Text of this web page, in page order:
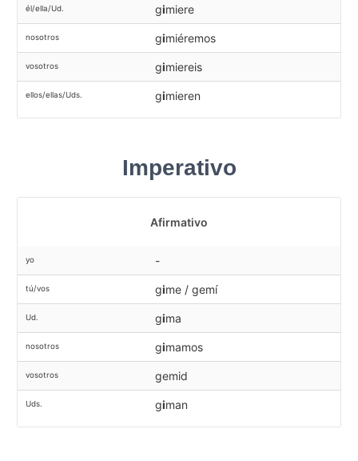
él/ella/Ud. gimiere
nosotros gimiéremos
vosotros gimiereis
ellos/ellas/Uds. gimieren
Imperativo
Afirmativo
yo -
tú/vos gime / gemí
Ud. gima
nosotros gimamos
vosotros gemid
Uds. giman